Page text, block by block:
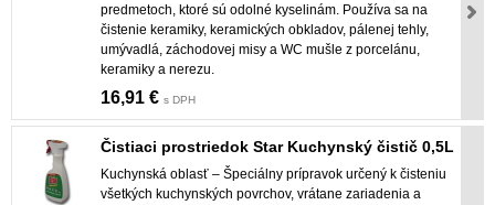
predmetoch, ktoré sú odolné kyselinám. Používa sa na
čistenie keramiky, keramických obkladov, pálenej tehly,
umývadlá, záchodovej misy a WC mušle z porcelánu,
keramiky a nerezu.
16,91 € s DPH
Čistiaci prostriedok Star Kuchynský čistič 0,5L
Kuchynská oblasť – Špeciálny prípravok určený k čisteniu
všetkých kuchynských povrchov, vrátane zariadenia a